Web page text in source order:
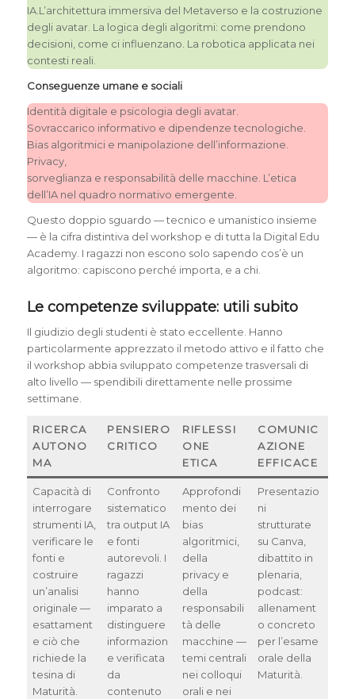
IA.L’architettura immersiva del Metaverso e la costruzione
degli avatar. La logica degli algoritmi: come prendono
decisioni, come ci influenzano. La robotica applicata nei
contesti reali.
Conseguenze umane e sociali
Identità digitale e psicologia degli avatar.
Sovraccarico informativo e dipendenze tecnologiche.
Bias algoritmici e manipolazione dell’informazione.
Privacy,
sorveglianza e responsabilità delle macchine. L’etica
dell’IA nel quadro normativo emergente.
Questo doppio sguardo — tecnico e umanistico insieme
— è la cifra distintiva del workshop e di tutta la Digital Edu
Academy. I ragazzi non escono solo sapendo cos’è un
algoritmo: capiscono perché importa, e a chi.
Le competenze sviluppate: utili subito
Il giudizio degli studenti è stato eccellente. Hanno
particolarmente apprezzato il metodo attivo e il fatto che
il workshop abbia sviluppato competenze trasversali di
alto livello — spendibili direttamente nelle prossime
settimane.
RICERCA
AUTONO
MA
PENSIERO
CRITICO
RIFLESSI
ONE
ETICA
COMUNIC
AZIONE
EFFICACE
Capacità di
interrogare
strumenti IA,
verificare le
fonti e
costruire
un’analisi
originale —
esattament
e ciò che
richiede la
tesina di
Maturità.
Confronto
sistematico
tra output IA
e fonti
autorevoli. I
ragazzi
hanno
imparato a
distinguere
informazion
e verificata
da
contenuto
Approfondi
mento dei
bias
algoritmici,
della
privacy e
della
responsabili
tà delle
macchine —
temi centrali
nei colloqui
orali e nei
Presentazio
ni
strutturate
su Canva,
dibattito in
plenaria,
podcast:
allenament
o concreto
per l’esame
orale della
Maturità.